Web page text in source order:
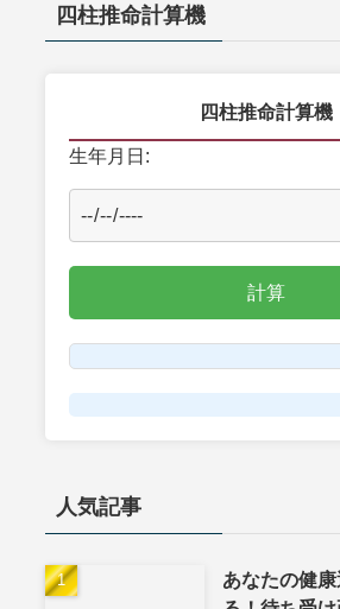
四柱推命計算機
四柱推命計算機
生年月日:
人気記事
あなたの健